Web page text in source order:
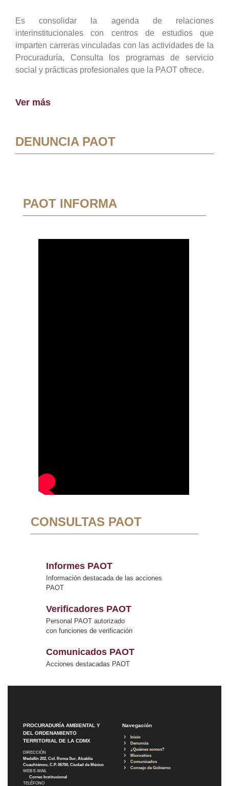
Es consolidar la agenda de relaciones
interinstitucionales con centros de estudios que
imparten carreras vinculadas con las actividades de la
Procuraduría, Consulta los programas de servicio
social y prácticas profesionales que la PAOT ofrece.
Ver más
DENUNCIA PAOT
PAOT INFORMA
CONSULTAS PAOT
Informes PAOT
Información destacada de las acciones
PAOT
Verificadores PAOT
Personal PAOT autorizado
con funciones de verificación
Comunicados PAOT
Acciones destacadas PAOT
PROCURADURÍA AMBIENTAL Y
DEL ORDENAMIENTO
TERRITORIAL DE LA CDMX
DIRECCIÓN
Medellín 202, Col. Roma Sur, Alcaldía
Cuauhtémoc, C.P. 06700, Ciudad de México
WEB E-MAIL
Correo Institucional
TELÉFONO
Navegación
Inicio
Denuncia
¿Quiénes somos?
Micrositios
Comunicados
Consejo de Gobierno